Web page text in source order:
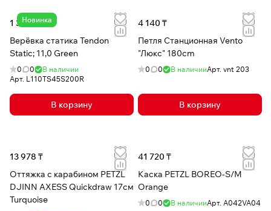
Новинка
1 317 ₸
Верёвка статика Tendon
Static; 11,0 Green
0 0
В наличии
Арт. L110TS45S200R
В корзину
4 140 ₸
Петля Станционная Vento
"Люкс" 180cm
0 0 В наличииАрт. vnt 203
В корзину
13 978 ₸
Оттяжка с карабином PETZL
DJINN AXESS Quickdraw 17см
Turquoise
41 720 ₸
Каска PETZL BOREO-S/M
Orange
0 0 В наличииАрт. A042VA04